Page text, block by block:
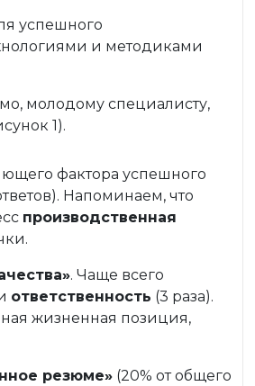
успешного
и методиками
молодому специалисту,
1).
фактора успешного
Напоминаем, что
производственная
. Чаще всего
ответственность (3 раза).
жизненная позиция,
резюме» (20% от общего